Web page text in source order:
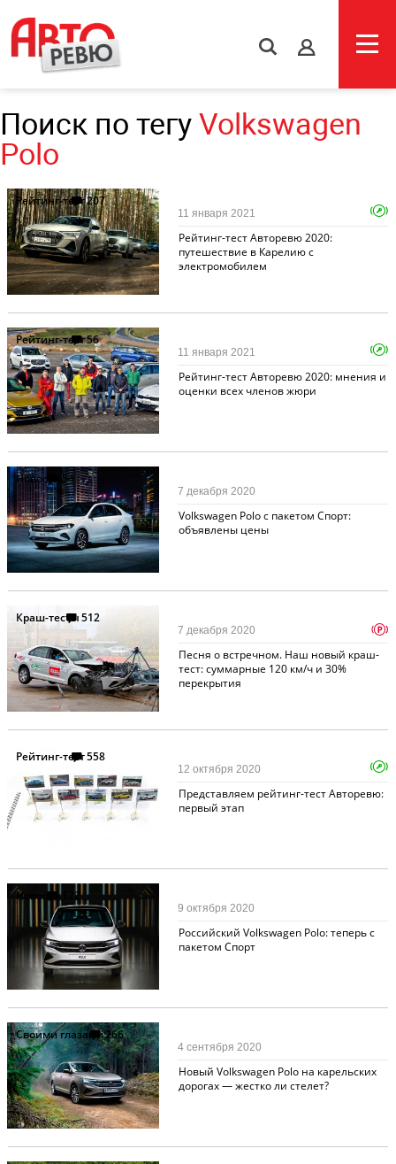
s
Поиск по тегу Volkswagen
Polo
Рейтинг-тест207
Рейтинг-тест Авторевю 2020:
путешествие в Карелию с
электромобилем
11 января 2021
Рейтинг-тест56
Рейтинг-тест Авторевю 2020: мнения и
оценки всех членов жюри
11 января 2021
Новости 54
Volkswagen Polo с пакетом Спорт:
объявлены цены
7 декабря 2020
Краш-тесты512
Песня о встречном. Наш новый краш-
тест: суммарные 120 км/ч и 30%
перекрытия
7 декабря 2020 p
Рейтинг-тест558
Представляем рейтинг-тест Авторевю:
первый этап
12 октября 2020
Новости122
Российский Volkswagen Polo: теперь с
пакетом Спорт
9 октября 2020
Своими глазами266
Новый Volkswagen Polo на карельских
дорогах — жестко ли стелет?
4 сентября 2020